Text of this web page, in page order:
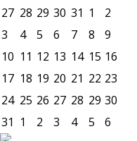
27 28 29 30 31 1
2
3
4 5 6 7 8
9
10 11 12 13 14 15 16
17 18 19 20 21 22 23
24 25 26 27 28 29 30
31 1 2 3 4 5 6